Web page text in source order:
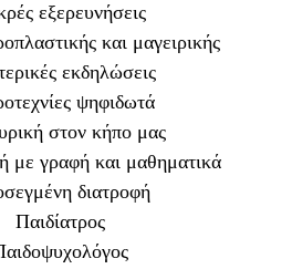
εξερευνήσεις
και μαγειρικής
εκδηλώσεις
ψηφιδωτά
στον κήπο μας
με γραφή και μαθηματικά
διατροφή
Παιδίατρος